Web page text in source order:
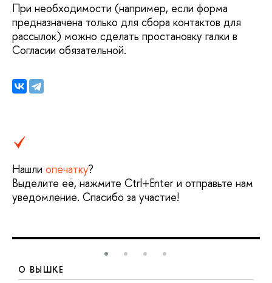
При необходимости (например, если форма
предназначена только для сбора контактов для
рассылок) можно сделать простановку галки в
Согласии обязательной.
Нашли опечатку?
Выделите её, нажмите Ctrl+Enter и отправьте нам
уведомление. Спасибо за участие!
О ВЫШКЕ